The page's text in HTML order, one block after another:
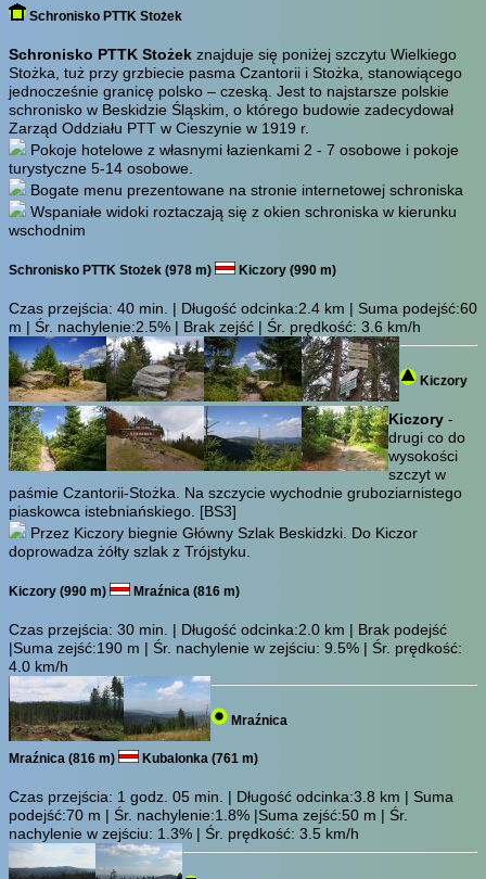
Schronisko PTTK Stożek
Schronisko PTTK Stożek znajduje się poniżej szczytu Wielkiego
Stożka, tuż przy grzbiecie pasma Czantorii i Stożka, stanowiącego
jednocześnie granicę polsko – czeską. Jest to najstarsze polskie
schronisko w Beskidzie Śląskim, o którego budowie zadecydował
Zarząd Oddziału PTT w Cieszynie w 1919 r.
Pokoje hotelowe z własnymi łazienkami 2 - 7 osobowe i pokoje
turystyczne 5-14 osobowe.
Bogate menu prezentowane na stronie internetowej schroniska
Wspaniałe widoki roztaczają się z okien schroniska w kierunku
wschodnim
Schronisko PTTK Stożek (978 m) Kiczory (990 m)
Czas przejścia: 40 min. | Długość odcinka:2.4 km | Suma podejść:60
m | Śr. nachylenie:2.5% | Brak zejść | Śr. prędkość: 3.6 km/h
Kiczory
Kiczory -
drugi co do
wysokości
szczyt w
paśmie Czantorii-Stożka. Na szczycie wychodnie gruboziarnistego
piaskowca istebniańskiego. [BS3]
Przez Kiczory biegnie Główny Szlak Beskidzki. Do Kiczor
doprowadza żółty szlak z Trójstyku.
Kiczory (990 m) Mraźnica (816 m)
Czas przejścia: 30 min. | Długość odcinka:2.0 km | Brak podejść
|Suma zejść:190 m | Śr. nachylenie w zejściu: 9.5% | Śr. prędkość:
4.0 km/h
Mraźnica
Mraźnica (816 m) Kubalonka (761 m)
Czas przejścia: 1 godz. 05 min. | Długość odcinka:3.8 km | Suma
podejść:70 m | Śr. nachylenie:1.8% |Suma zejść:50 m | Śr.
nachylenie w zejściu: 1.3% | Śr. prędkość: 3.5 km/h